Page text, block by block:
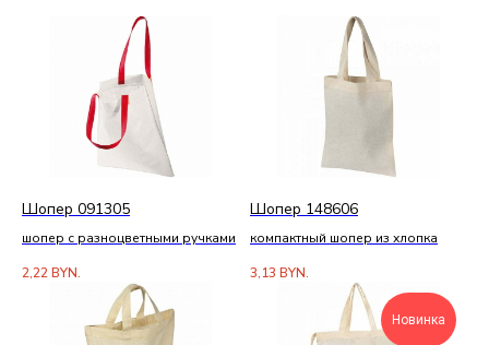
Шопер 091305
шопер с разноцветными ручками
2,22BYN.
Шопер 148606
компактный шопер из хлопка
3,13 BYN.
Новинка